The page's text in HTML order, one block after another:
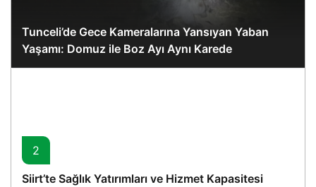
Tunceli’de Gece Kameralarına Yansıyan Yaban
Yaşamı: Domuz ile Boz Ayı Aynı Karede
2
Siirt’te Sağlık Yatırımları ve Hizmet Kapasitesi